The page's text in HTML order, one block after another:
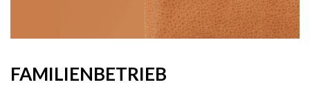
FAMILIENBETRIEB